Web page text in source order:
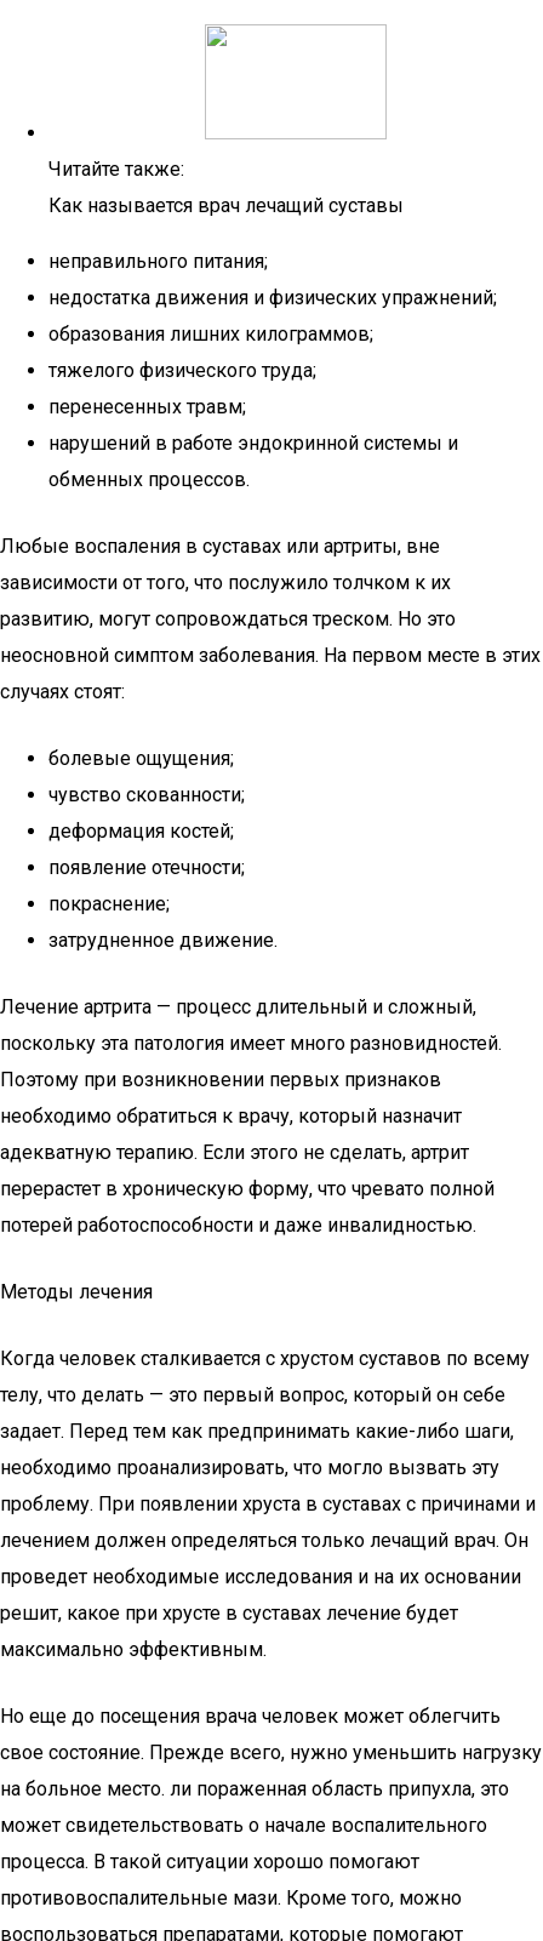
Читайте также:
Как называется врач лечащий суставы
неправильного питания;
недостатка движения и физических упражнений;
образования лишних килограммов;
тяжелого физического труда;
перенесенных травм;
нарушений в работе эндокринной системы и
обменных процессов.
Любые воспаления в суставах или артриты, вне
зависимости от того, что послужило толчком к их
развитию, могут сопровождаться треском. Но это
неосновной симптом заболевания. На первом месте в этих
случаях стоят:
болевые ощущения;
чувство скованности;
деформация костей;
появление отечности;
покраснение;
затрудненное движение.
Лечение артрита — процесс длительный и сложный,
поскольку эта патология имеет много разновидностей.
Поэтому при возникновении первых признаков
необходимо обратиться к врачу, который назначит
адекватную терапию. Если этого не сделать, артрит
перерастет в хроническую форму, что чревато полной
потерей работоспособности и даже инвалидностью.
Методы лечения
Когда человек сталкивается с хрустом суставов по всему
телу, что делать — это первый вопрос, который он себе
задает. Перед тем как предпринимать какие-либо шаги,
необходимо проанализировать, что могло вызвать эту
проблему. При появлении хруста в суставах с причинами и
лечением должен определяться только лечащий врач. Он
проведет необходимые исследования и на их основании
решит, какое при хрусте в суставах лечение будет
максимально эффективным.
Но еще до посещения врача человек может облегчить
свое состояние. Прежде всего, нужно уменьшить нагрузку
на больное место. ли пораженная область припухла, это
может свидетельствовать о начале воспалительного
процесса. В такой ситуации хорошо помогают
противовоспалительные мази. Кроме того, можно
воспользоваться препаратами, которые помогают